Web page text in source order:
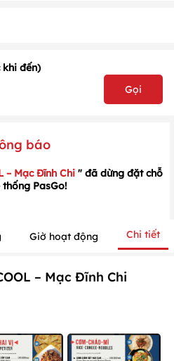
đến)
Gọi
báo
– Mạc Đĩnh Chi " đã dừng đặt chỗ
PasGo!
Giờ hoạt động Chi tiết
– Mạc Đĩnh Chi